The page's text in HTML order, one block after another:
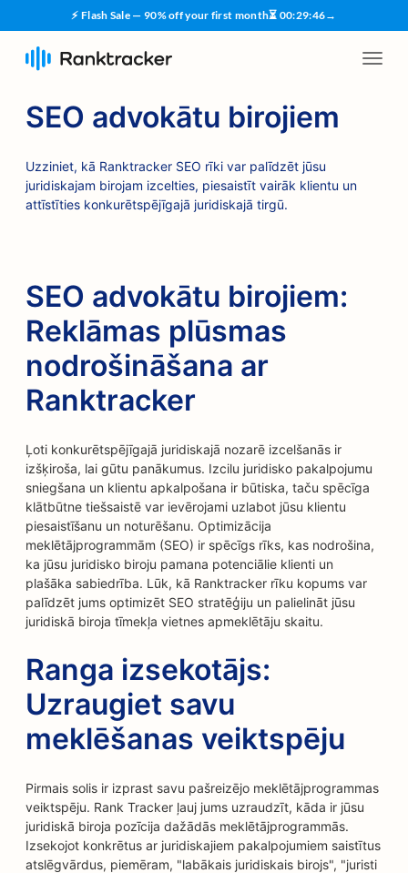
⚡ Flash Sale — 90% off your first month⏳ 00:29:45→
SEO advokātu birojiem
Uzziniet, kā Ranktracker SEO rīki var palīdzēt jūsu
juridiskajam birojam izcelties, piesaistīt vairāk klientu un
attīstīties konkurētspējīgajā juridiskajā tirgū.
SEO advokātu birojiem:
Reklāmas plūsmas
nodrošināšana ar
Ranktracker
Ļoti konkurētspējīgajā juridiskajā nozarē izcelšanās ir
izšķiroša, lai gūtu panākumus. Izcilu juridisko pakalpojumu
sniegšana un klientu apkalpošana ir būtiska, taču spēcīga
klātbūtne tiešsaistē var ievērojami uzlabot jūsu klientu
piesaistīšanu un noturēšanu. Optimizācija
meklētājprogrammām (SEO) ir spēcīgs rīks, kas nodrošina,
ka jūsu juridisko biroju pamana potenciālie klienti un
plašāka sabiedrība. Lūk, kā Ranktracker rīku kopums var
palīdzēt jums optimizēt SEO stratēģiju un palielināt jūsu
juridiskā biroja tīmekļa vietnes apmeklētāju skaitu.
Ranga izsekotājs:
Uzraugiet savu
meklēšanas veiktspēju
Pirmais solis ir izprast savu pašreizējo meklētājprogrammas
veiktspēju. Rank Tracker ļauj jums uzraudzīt, kāda ir jūsu
juridiskā biroja pozīcija dažādās meklētājprogrammās.
Izsekojot konkrētus ar juridiskajiem pakalpojumiem saistītus
atslēgvārdus, piemēram, "labākais juridiskais birojs", "juristi